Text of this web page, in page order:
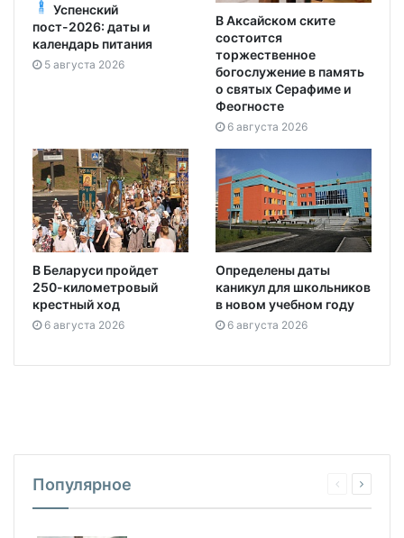
Успенский
пост-2026: даты и
календарь питания
5 августа 2026
В Аксайском ските
состоится
торжественное
богослужение в память
о святых Серафиме и
Феогносте
6 августа 2026
В Беларуси пройдет
250-километровый
крестный ход
6 августа 2026
Определены даты
каникул для школьников
в новом учебном году
6 августа 2026
Популярное